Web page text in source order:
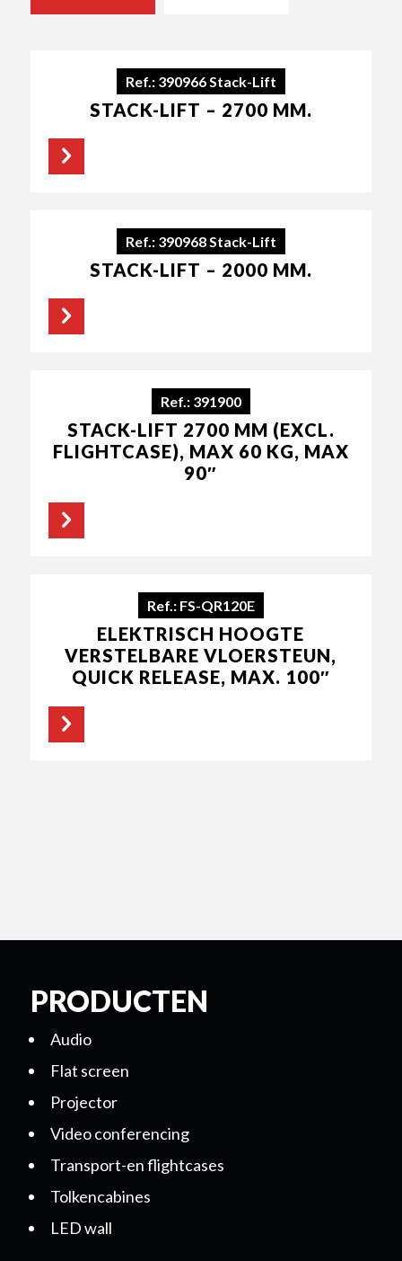
Ref.: 390966 Stack-Lift
STACK-LIFT – 2700 MM.
Ref.: 390968 Stack-Lift
STACK-LIFT – 2000 MM.
Ref.: 391900
STACK-LIFT 2700 MM (EXCL.
FLIGHTCASE), MAX 60 KG, MAX
90″
Ref.: FS-QR120E
ELEKTRISCH HOOGTE
VERSTELBARE VLOERSTEUN,
QUICK RELEASE, MAX. 100″
PRODUCTEN
Audio
Flat screen
Projector
Video conferencing
Transport-en flightcases
Tolkencabines
LED wall